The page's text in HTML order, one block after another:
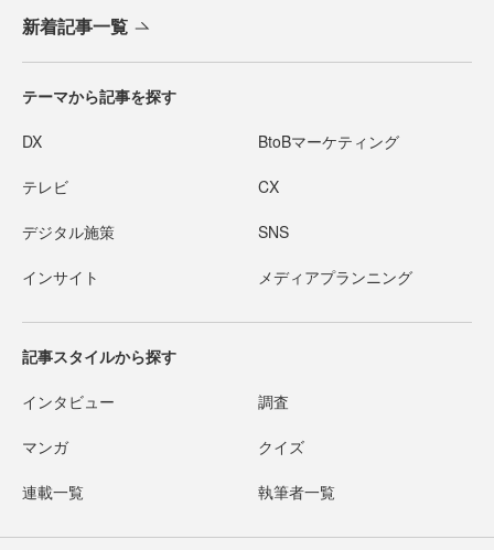
新着記事一覧
テーマから記事を探す
DX BtoBマーケティング
テレビ CX
デジタル施策 SNS
インサイト メディアプランニング
記事スタイルから探す
インタビュー 調査
マンガ クイズ
連載一覧 執筆者一覧